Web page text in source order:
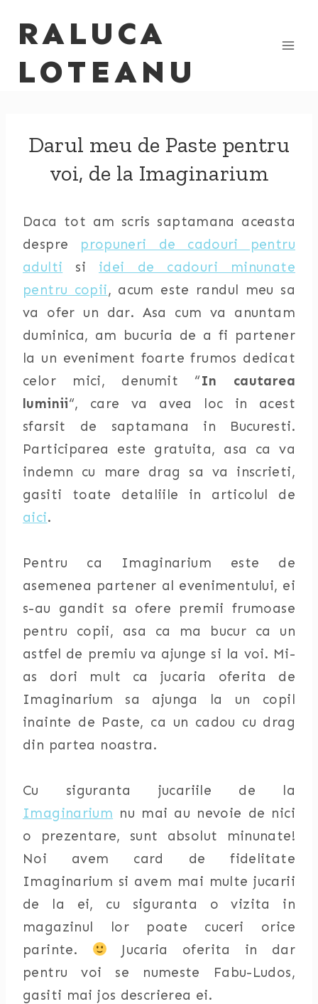
RALUCA
LOTEANU
Darul meu de Paste pentru
voi, de la Imaginarium
Daca tot am scris saptamana aceasta
despre propuneri de cadouri pentru
adulti si idei de cadouri minunate
pentru copii, acum este randul meu sa
va ofer un dar. Asa cum va anuntam
duminica, am bucuria de a fi partener
la un eveniment foarte frumos dedicat
celor mici, denumit “In cautarea
luminii“, care va avea loc in acest
sfarsit de saptamana in Bucuresti.
Participarea este gratuita, asa ca va
indemn cu mare drag sa va inscrieti,
gasiti toate detaliile in articolul de
aici.
Pentru ca Imaginarium este de
asemenea partener al evenimentului, ei
s-au gandit sa ofere premii frumoase
pentru copii, asa ca ma bucur ca un
astfel de premiu va ajunge si la voi. Mi-
as dori mult ca jucaria oferita de
Imaginarium sa ajunga la un copil
inainte de Paste, ca un cadou cu drag
din partea noastra.
Cu siguranta jucariile de la
Imaginarium nu mai au nevoie de nici
o prezentare, sunt absolut minunate!
Noi avem card de fidelitate
Imaginarium si avem mai multe jucarii
de la ei, cu siguranta o vizita in
magazinul lor poate cuceri orice
parinte.
Jucaria oferita in dar
pentru voi se numeste Fabu-Ludos,
gasiti mai jos descrierea ei.